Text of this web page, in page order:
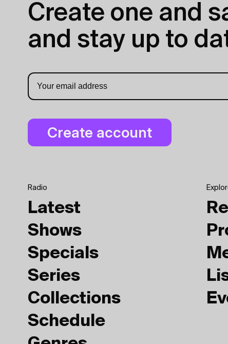
Create one and
and stay up to
Radio
Latest
Shows
Specials
Series
Collections
Schedule